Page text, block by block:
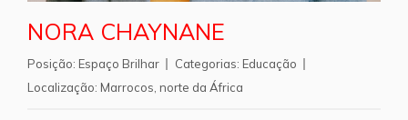
NORA CHAYNANE
Posição: Espaço Brilhar Categorias: Educação
Localização: Marrocos norte da África